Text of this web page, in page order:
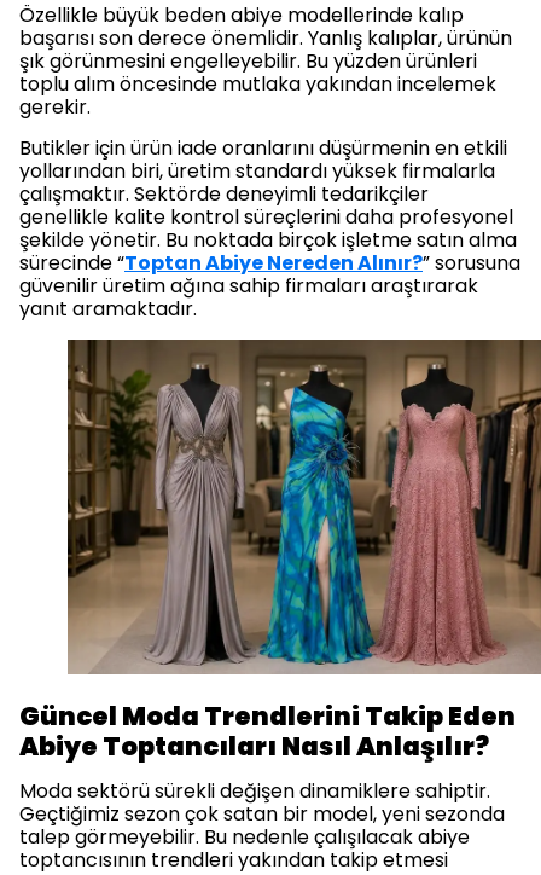
Özellikle büyük beden abiye modellerinde kalıp
başarısı son derece önemlidir. Yanlış kalıplar, ürünün
şık görünmesini engelleyebilir. Bu yüzden ürünleri
toplu alım öncesinde mutlaka yakından incelemek
gerekir.
Butikler için ürün iade oranlarını düşürmenin en etkili
yollarından biri, üretim standardı yüksek firmalarla
çalışmaktır. Sektörde deneyimli tedarikçiler
genellikle kalite kontrol süreçlerini daha profesyonel
şekilde yönetir. Bu noktada birçok işletme satın alma
sürecinde “Toptan Abiye Nereden Alınır?” sorusuna
güvenilir üretim ağına sahip firmaları araştırarak
yanıt aramaktadır.
Güncel Moda Trendlerini Takip Eden
Abiye Toptancıları Nasıl Anlaşılır?
Moda sektörü sürekli değişen dinamiklere sahiptir.
Geçtiğimiz sezon çok satan bir model, yeni sezonda
talep görmeyebilir. Bu nedenle çalışılacak abiye
toptancısının trendleri yakından takip etmesi